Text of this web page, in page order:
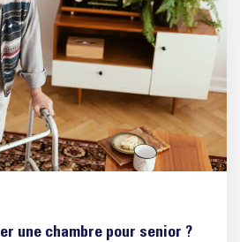
une chambre pour senior ?